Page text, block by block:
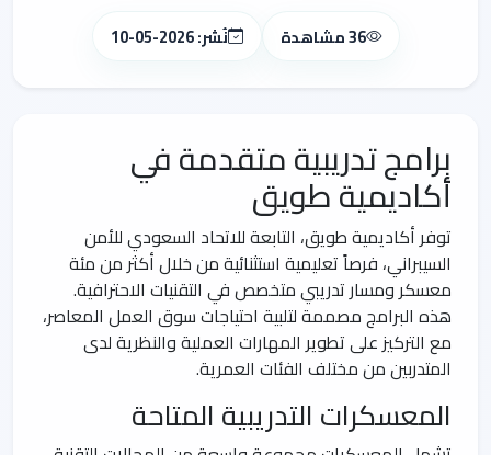
36 مشاهدة نُشر: 2026-05-10
برامج تدريبية متقدمة في
أكاديمية طويق
توفر أكاديمية طويق، التابعة للاتحاد السعودي للأمن
السيبراني، فرصاً تعليمية استثنائية من خلال أكثر من مئة
معسكر ومسار تدريبي متخصص في التقنيات الاحترافية.
هذه البرامج مصممة لتلبية احتياجات سوق العمل المعاصر،
مع التركيز على تطوير المهارات العملية والنظرية لدى
المتدربين من مختلف الفئات العمرية.
المعسكرات التدريبية المتاحة